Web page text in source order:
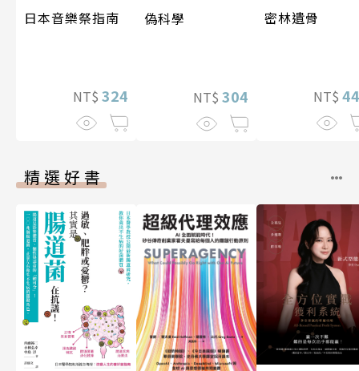
日本音樂祭指南
NT$ 324
偽科學
NT$ 304
密林遺骨
NT$
精選好書